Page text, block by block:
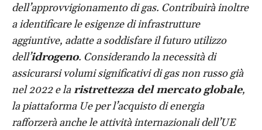
dell’approvvigionamento di gas. Contribuirà inoltre
a identificare le esigenze di infrastrutture
aggiuntive, adatte a soddisfare il futuro utilizzo
dell’idrogeno. Considerando la necessità di
assicurarsi volumi significativi di gas non russo già
nel 2022 e laristrettezza del mercato globale,
la piattaforma Ue per l’acquisto di energia
rafforzerà anche le attività internazionali dell’UE